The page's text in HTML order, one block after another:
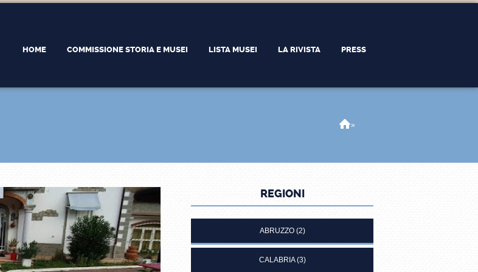
HOME COMMISSIONE STORIA E MUSEI LISTA MUSEI LA RIVISTA PRESS
Home
»
REGIONI
ABRUZZO(2)
CALABRIA(3)